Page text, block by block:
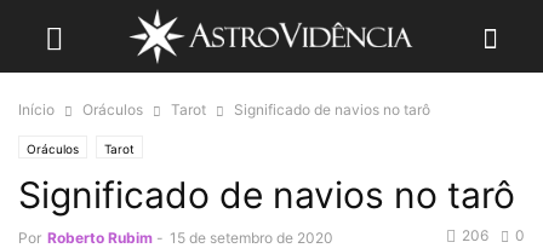
Início Oráculos Tarot Significado de navios no tarô
Oráculos Tarot
Significado de navios no tarô
Por Roberto Rubim - 15 de setembro de 2020 0
206